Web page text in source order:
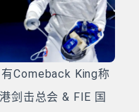
Comeback King称
剑击总会 & FIE 国